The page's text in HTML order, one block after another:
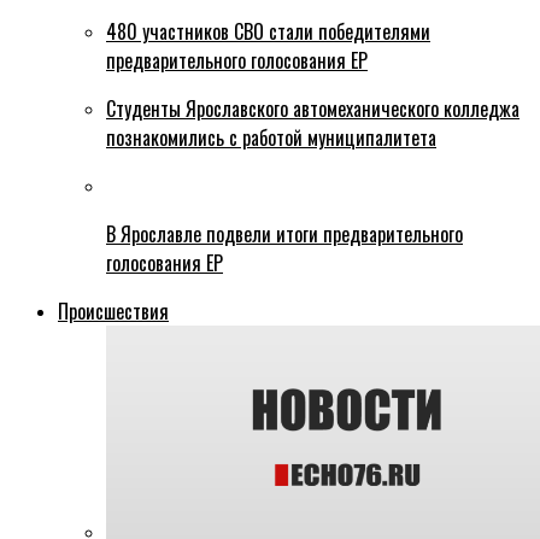
480 участников СВО стали победителями
предварительного голосования ЕР
Студенты Ярославского автомеханического колледжа
познакомились с работой муниципалитета
В Ярославле подвели итоги предварительного
голосования ЕР
Происшествия